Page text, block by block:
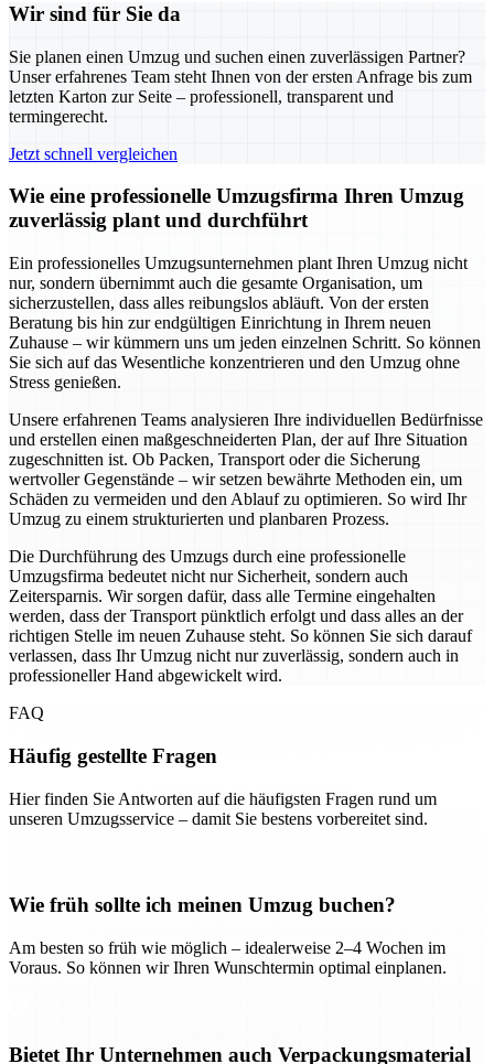
Wir sind für Sie da
Sie planen einen Umzug und suchen einen zuverlässigen Partner?
Unser erfahrenes Team steht Ihnen von der ersten Anfrage bis zum
letzten Karton zur Seite – professionell, transparent und
termingerecht.
Jetzt schnell vergleichen
Wie eine professionelle Umzugsfirma Ihren Umzug
zuverlässig plant und durchführt
Ein professionelles Umzugsunternehmen plant Ihren Umzug nicht
nur, sondern übernimmt auch die gesamte Organisation, um
sicherzustellen, dass alles reibungslos abläuft. Von der ersten
Beratung bis hin zur endgültigen Einrichtung in Ihrem neuen
Zuhause – wir kümmern uns um jeden einzelnen Schritt. So können
Sie sich auf das Wesentliche konzentrieren und den Umzug ohne
Stress genießen.
Unsere erfahrenen Teams analysieren Ihre individuellen Bedürfnisse
und erstellen einen maßgeschneiderten Plan, der auf Ihre Situation
zugeschnitten ist. Ob Packen, Transport oder die Sicherung
wertvoller Gegenstände – wir setzen bewährte Methoden ein, um
Schäden zu vermeiden und den Ablauf zu optimieren. So wird Ihr
Umzug zu einem strukturierten und planbaren Prozess.
Die Durchführung des Umzugs durch eine professionelle
Umzugsfirma bedeutet nicht nur Sicherheit, sondern auch
Zeitersparnis. Wir sorgen dafür, dass alle Termine eingehalten
werden, dass der Transport pünktlich erfolgt und dass alles an der
richtigen Stelle im neuen Zuhause steht. So können Sie sich darauf
verlassen, dass Ihr Umzug nicht nur zuverlässig, sondern auch in
professioneller Hand abgewickelt wird.
FAQ
Häufig gestellte Fragen
Hier finden Sie Antworten auf die häufigsten Fragen rund um
unseren Umzugsservice – damit Sie bestens vorbereitet sind.
Wie früh sollte ich meinen Umzug buchen?
Am besten so früh wie möglich – idealerweise 2–4 Wochen im
Voraus. So können wir Ihren Wunschtermin optimal einplanen.
Bietet Ihr Unternehmen auch Verpackungsmaterial